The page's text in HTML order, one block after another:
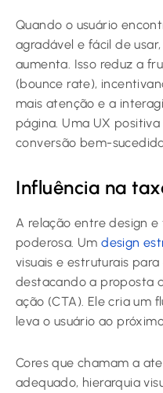
Quando o usuário
agradável e fácil de
aumenta. Isso reduz a
(bounce rate),
mais atenção e a
página. Uma UX
conversão bem-
Influência na
A relação entre design
poderosa. Umdesign
visuais e estruturais
destacando a proposta
ação (CTA). Ele cria um
leva o usuário ao
Cores que chamam a
adequado, hierarquia